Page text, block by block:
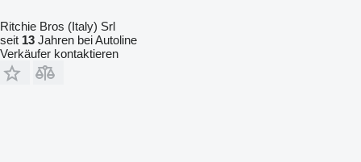
Ritchie Bros (Italy) Srl
seit 13 Jahren bei Autoline
Verkäufer kontaktieren